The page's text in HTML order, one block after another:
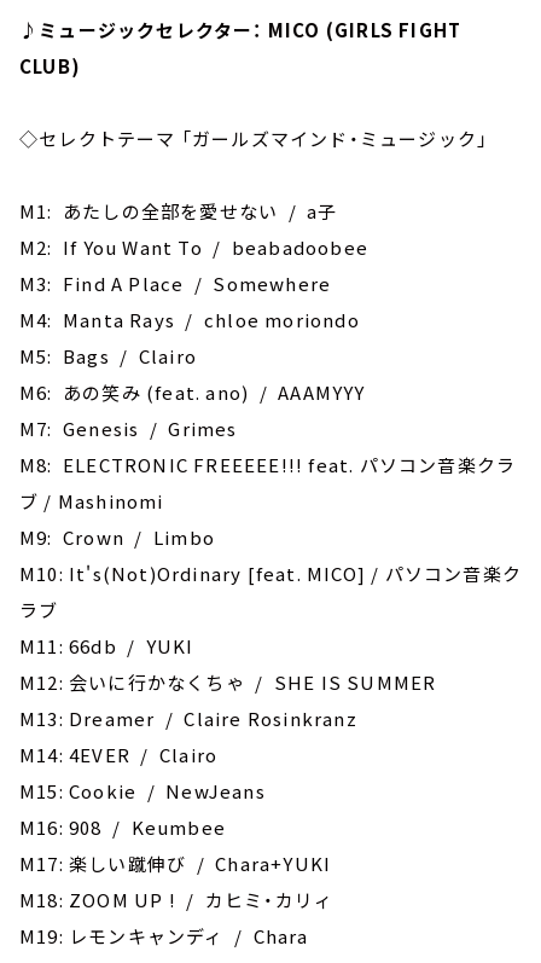
♪ミュージックセレクター： MICO (GIRLS FIGHT
CLUB)
◇セレクトテーマ 「ガールズマインド・ミュージック」
M1: あたしの全部を愛せない / a子
M2: If You Want To / beabadoobee
M3: Find A Place / Somewhere
M4: Manta Rays / chloe moriondo
M5: Bags / Clairo
M6: あの笑み (feat. ano) / AAAMYYY
M7: Genesis / Grimes
M8: ELECTRONIC FREEEEE!!! feat. パソコン音楽クラ
ブ / Mashinomi
M9: Crown / Limbo
M10: It's(Not)Ordinary [feat. MICO] / パソコン音楽ク
ラブ
M11: 66db / YUKI
M12: 会いに行かなくちゃ / SHE IS SUMMER
M13: Dreamer / Claire Rosinkranz
M14: 4EVER / Clairo
M15: ‎Cookie / NewJeans
M16: 908 / Keumbee
M17: 楽しい蹴伸び / Chara+YUKI
M18: ZOOM UP ! / カヒミ・カリィ
M19: レモンキャンディ / Chara